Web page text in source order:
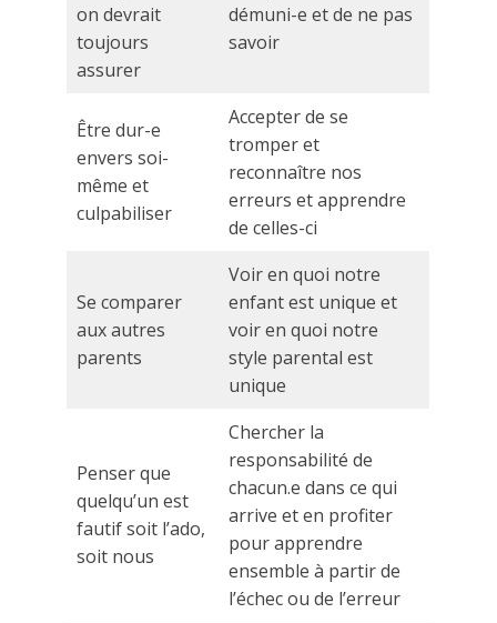
on devrait
toujours
assurer
démuni-e et de ne pas
savoir
Être dur-e
envers soi-
même et
culpabiliser
Accepter de se
tromper et
reconnaître nos
erreurs et apprendre
de celles-ci
Se comparer
aux autres
parents
Voir en quoi notre
enfant est unique et
voir en quoi notre
style parental est
unique
Penser que
quelqu’un est
fautif soit l’ado,
soit nous
Chercher la
responsabilité de
chacun.e dans ce qui
arrive et en profiter
pour apprendre
ensemble à partir de
l’échec ou de l’erreur